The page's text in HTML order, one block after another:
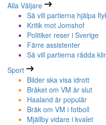
Alla Väljare
Så vill partierna hjälpa
Kritik mot Jomshof
Politiker reser i Sverige
Färre assistenter
Så vill partierna rädda
Sport
Bilder ska visa idrott
Bråket om VM är slut
Haaland är populär
Bråk om VM i fotboll
Mjällby vidare i kvalet